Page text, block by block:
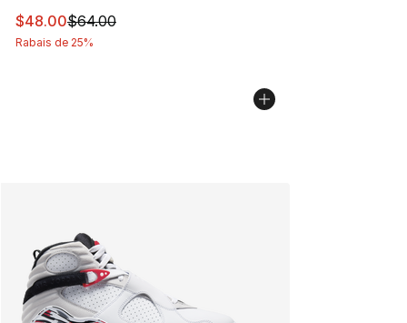
Cet article est en solde. Le prix est passé de $64.00 à
$48.00$64.00
Rabais de 25%